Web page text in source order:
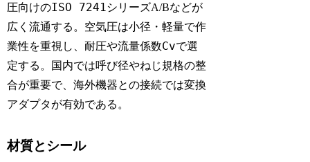
圧向けのISO 7241シリーズA/Bなどが
広く流通する。空気圧は小径・軽量で作
業性を重視し、耐圧や流量係数Cvで選
定する。国内では呼び径やねじ規格の整
合が重要で、海外機器との接続では変換
アダプタが有効である。
材質とシール